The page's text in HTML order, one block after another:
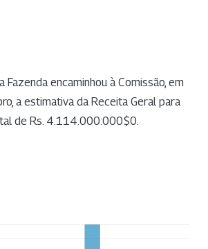
Fazenda encaminhou à Comissão, em
a estimativa da Receita Geral para
de Rs. 4.114.000:000$0.